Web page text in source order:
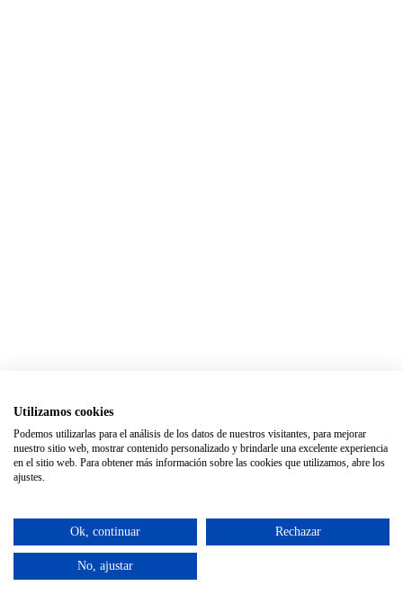
Utilizamos cookies
Podemos utilizarlas para el análisis de los datos de nuestros visitantes, para mejorar
nuestro sitio web, mostrar contenido personalizado y brindarle una excelente experiencia
en el sitio web. Para obtener más información sobre las cookies que utilizamos, abre los
ajustes.
Ok, continuar Rechazar
No, ajustar